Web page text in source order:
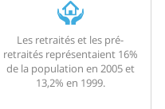
Les retraités et les pré-
retraités représentaient 16%
de la population en 2005 et
13,2% en 1999.